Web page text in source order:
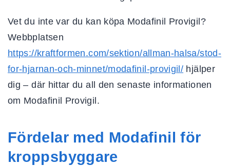
Vet du inte var du kan köpa Modafinil Provigil?
Webbplatsen
https://kraftformen.com/sektion/allman-halsa/stod-
for-hjarnan-och-minnet/modafinil-provigil/ hjälper
dig – där hittar du all den senaste informationen
om Modafinil Provigil.
Fördelar med Modafinil för
kroppsbyggare